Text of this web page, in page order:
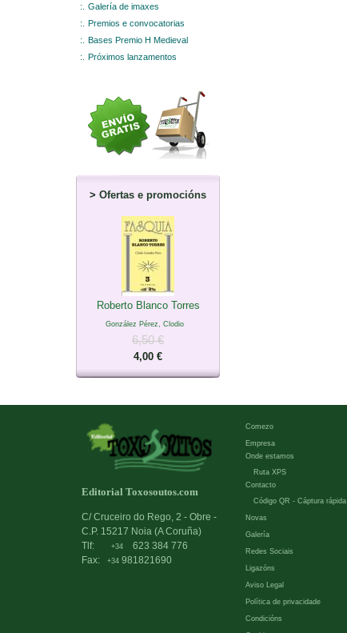
:.
Galería de imaxes
:.
Premios e convocatorias
:.
Bases Premio H Medieval
:.
Próximos lanzamentos
> Ofertas e promocións
Roberto Blanco Torres
González Pérez, Clodio
6,50 €
4,00 €
Editorial Toxosoutos.com
C/ Cruceiro do Rego, 2 - Obre -
C.P. 15217 Noia (A Coruña)
Tlf:
+34
623 384 776
Fax:
+34 981821690
Comezo
Empresa
Onde estamos
Ruta XPS
Contacto
Código QR - Cáptura rápida
Novas
Galería
Redes Sociais
Ligazóns
Aviso Legal
Política de privacidade
Condicións